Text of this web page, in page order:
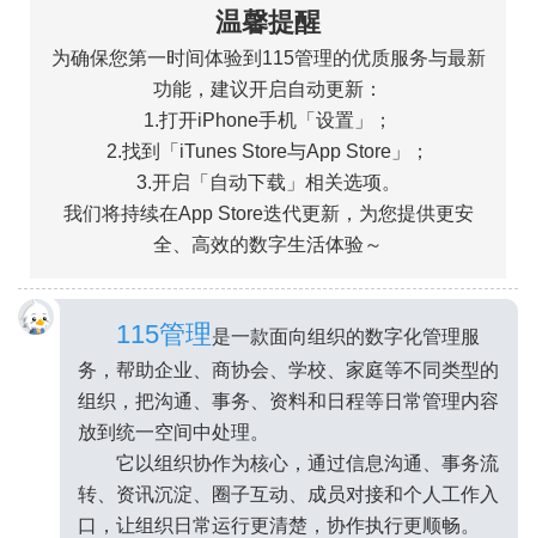
温馨提醒
为确保您第一时间体验到115管理的优质服务与最新
功能，建议开启自动更新：
1.打开iPhone手机「设置」；
2.找到「iTunes Store与App Store」；
3.开启「自动下载」相关选项。
我们将持续在App Store迭代更新，为您提供更安
全、高效的数字生活体验～
115管理是一款面向组织的数字化管理服
务，帮助企业、商协会、学校、家庭等不同类型的
组织，把沟通、事务、资料和日程等日常管理内容
放到统一空间中处理。
它以组织协作为核心，通过信息沟通、事务流
转、资讯沉淀、圈子互动、成员对接和个人工作入
口，让组织日常运行更清楚，协作执行更顺畅。